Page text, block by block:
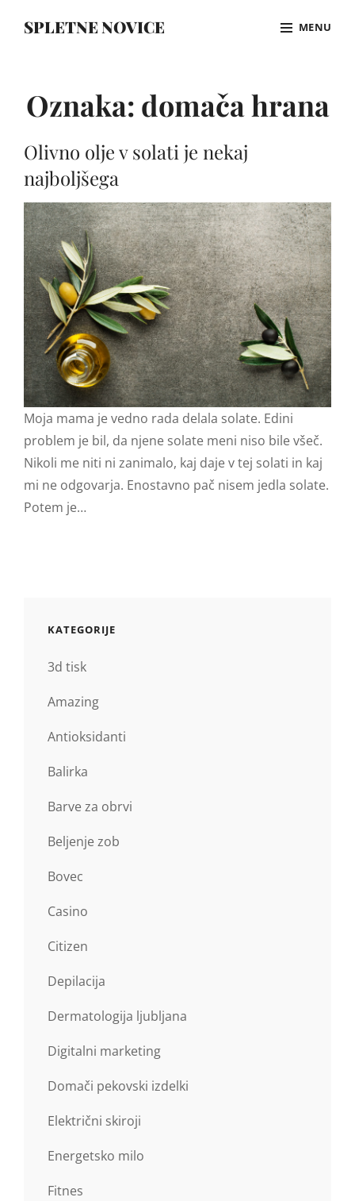
SPLETNE NOVICE MENU
Oznaka: domača hrana
Olivno olje v solati je nekaj
najboljšega
Moja mama je vedno rada delala solate. Edini
problem je bil, da njene solate meni niso bile všeč.
Nikoli me niti ni zanimalo, kaj daje v tej solati in kaj
mi ne odgovarja. Enostavno pač nisem jedla solate.
Potem je…
KATEGORIJE
3d tisk
Amazing
Antioksidanti
Balirka
Barve za obrvi
Beljenje zob
Bovec
Casino
Citizen
Depilacija
Dermatologija ljubljana
Digitalni marketing
Domači pekovski izdelki
Električni skiroji
Energetsko milo
Fitnes